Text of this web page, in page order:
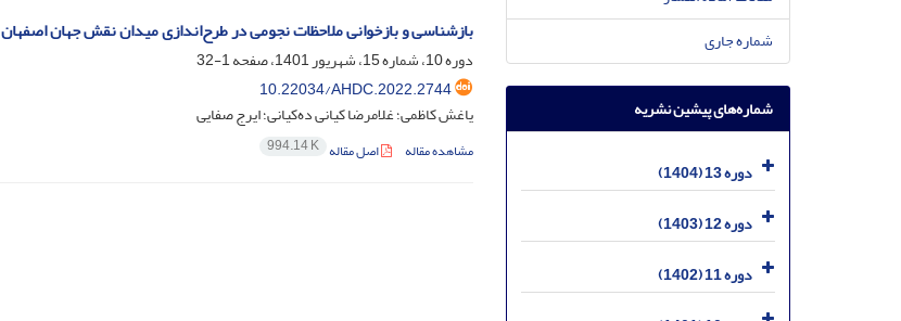
بازشناسی و بازخوانی ملاحظات نجومی در طرح‌اندازی میدان نقش جهان اصفهان
دوره 10، شماره 15، شهریور 1401، صفحه
1-32
10.22034/AHDC.2022.2744
یاغش کاظمی؛ غلامرضا کیانی ده‌کیانی؛ ایرج صفایی
مشاهده مقاله اصل مقاله 994.14 K
شماره جاری
شماره‌های پیشین نشریه
دوره 13 (1404)
دوره 12 (1403)
دوره 11 (1402)